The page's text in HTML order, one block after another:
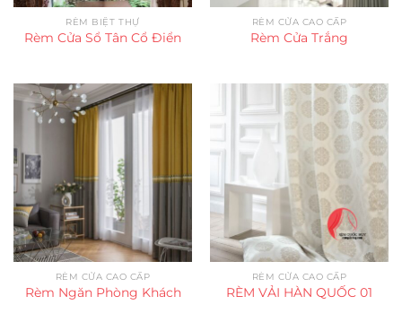
RÈM BIỆT THỰ
Rèm Cửa Sổ Tân Cổ Điển
RÈM CỬA CAO CẤP
Rèm Cửa Trắng
RÈM CỬA CAO CẤP
Rèm Ngăn Phòng Khách
RÈM CỬA CAO CẤP
RÈM VẢI HÀN QUỐC 01